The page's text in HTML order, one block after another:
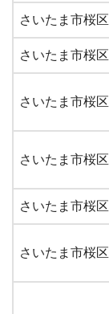
さいたま市桜区
さいたま市桜区
さいたま市桜区
さいたま市桜区
さいたま市桜区
さいたま市桜区